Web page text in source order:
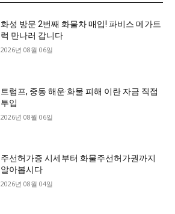
화성 방문 2번째 화물차 매입! 파비스 메가트
럭 만나러 갑니다
2026년 08월 06일
트럼프, 중동 해운·화물 피해 이란 자금 직접
투입
2026년 08월 06일
주선허가증 시세부터 화물주선허가권까지
알아봅시다
2026년 08월 04일